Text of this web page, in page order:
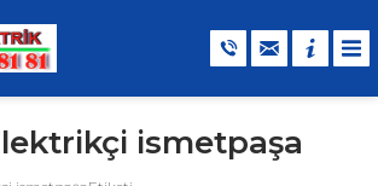
ismetpaşa